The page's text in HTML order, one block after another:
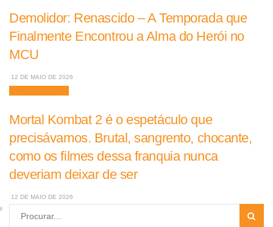
Demolidor: Renascido – A Temporada que
Finalmente Encontrou a Alma do Herói no
MCU
12 DE MAIO DE 2026
Mortal Kombat 2 é o espetáculo que
precisávamos. Brutal, sangrento, chocante,
como os filmes dessa franquia nunca
deveriam deixar de ser
12 DE MAIO DE 2026